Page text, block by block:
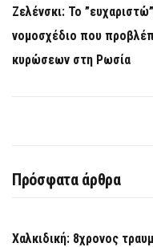
Ζελένσκι: Το
νομοσχέδιο που
κυρώσεων στη Ρωσία
Πρόσφατα άρθρα
Χαλκιδική: 8χρονος